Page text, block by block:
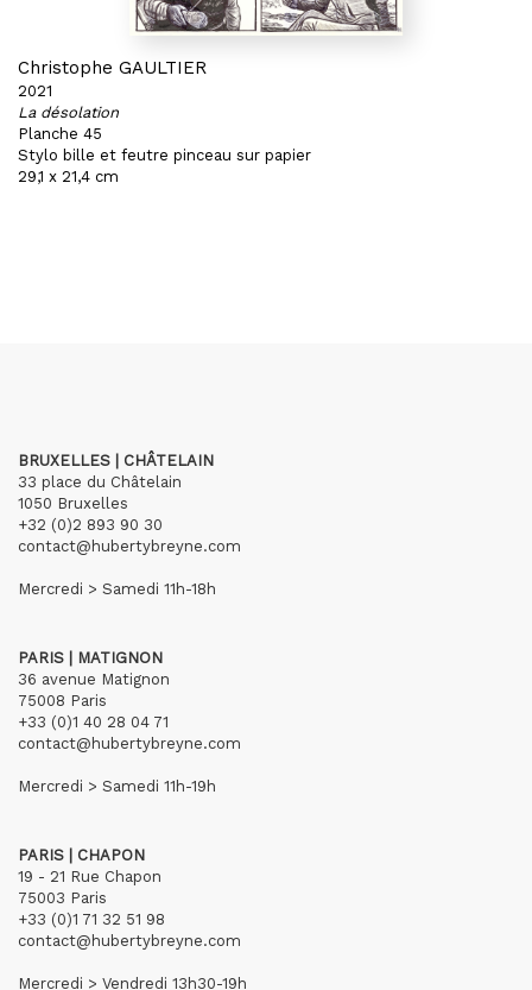
Christophe GAULTIER
2021
La désolation
Planche 45
Stylo bille et feutre pinceau sur papier
29,1 x 21,4 cm
BRUXELLES | CHÂTELAIN
33 place du Châtelain
1050 Bruxelles
+32 (0)2 893 90 30
contact@hubertybreyne.com
Mercredi > Samedi 11h-18h
PARIS | MATIGNON
36 avenue Matignon
75008 Paris
+33 (0)1 40 28 04 71
contact@hubertybreyne.com
Mercredi > Samedi 11h-19h
PARIS | CHAPON
19 - 21 Rue Chapon
75003 Paris
+33 (0)1 71 32 51 98
contact@hubertybreyne.com
Mercredi > Vendredi 13h30-19h